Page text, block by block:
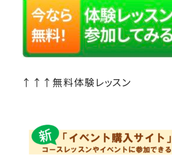
↑↑↑無料体験レッスン